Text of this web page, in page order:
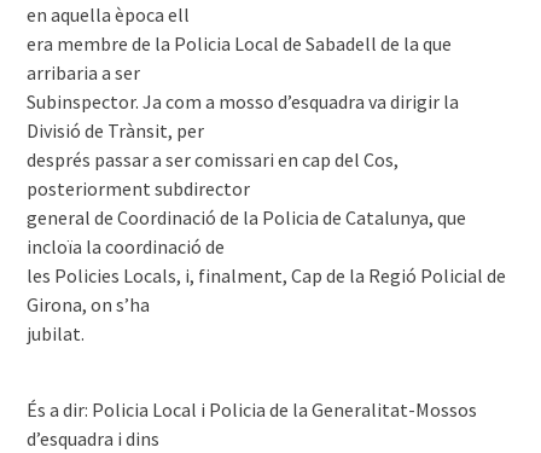
en aquella època ell
era membre de la Policia Local de Sabadell de la que
arribaria a ser
Subinspector. Ja com a mosso d’esquadra va dirigir la
Divisió de Trànsit, per
després passar a ser comissari en cap del Cos,
posteriorment subdirector
general de Coordinació de la Policia de Catalunya, que
incloïa la coordinació de
les Policies Locals, i, finalment, Cap de la Regió Policial de
Girona, on s’ha
jubilat.
És a dir: Policia Local i Policia de la Generalitat-Mossos
d’esquadra i dins